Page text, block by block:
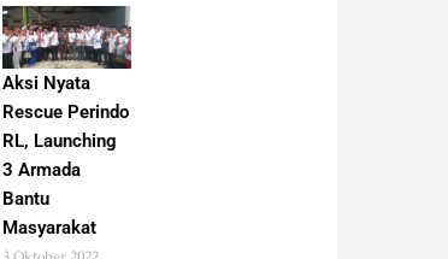
Aksi Nyata
Rescue Perindo
RL, Launching
3 Armada
Bantu
Masyarakat